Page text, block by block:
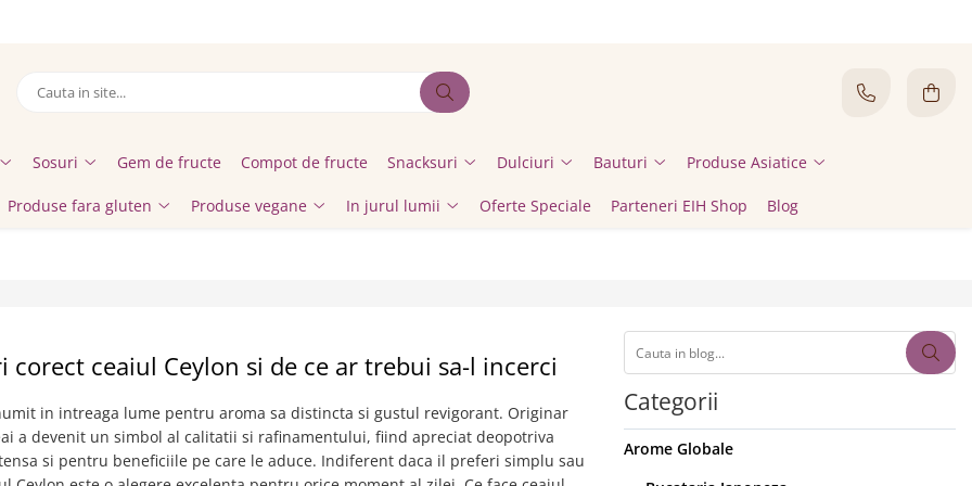
Sosuri Gem de fructe Compot de fructe Snacksuri Dulciuri Bauturi Produse Asiatice
Produse fara gluten Produse vegane In jurul lumii Oferte Speciale Parteneri EIH Shop Blog
corect ceaiul Ceylon si de ce ar trebui sa-l incerci
in intreaga lume pentru aroma sa distincta si gustul revigorant. Originar
a devenit un simbol al calitatii si rafinamentului, fiind apreciat deopotriva
si pentru beneficiile pe care le aduce. Indiferent daca il preferi simplu sau
Categorii
Arome Globale